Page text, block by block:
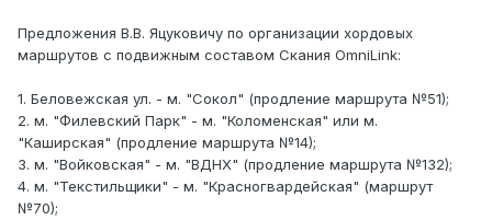
Предложения В.В. Яцуковичу по организации хордовых
маршрутов с подвижным составом Скания OmniLink:
1. Беловежская ул. - м. "Сокол" (продление маршрута №51);
2. м. "Филевский Парк" - м. "Коломенская" или м.
"Каширская" (продление маршрута №14);
3. м. "Войковская" - м. "ВДНХ" (продление маршрута №132);
4. м. "Текстильщики" - м. "Красногвардейская" (маршрут
№70);